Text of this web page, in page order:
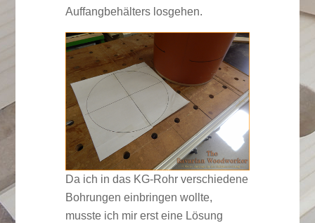
Auffangbehälters losgehen.
Da ich in das KG-Rohr verschiedene
Bohrungen einbringen wollte,
musste ich mir erst eine Lösung